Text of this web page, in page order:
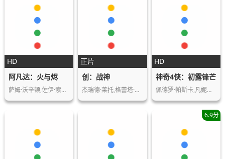
HD
阿凡达：火与烬
萨姆·沃辛顿,佐伊·索尔达娜,西格妮·韦弗…
正片
创：战神
杰瑞德·莱托,格蕾塔·李,埃文·彼得斯,朱…
HD
神奇4侠：初露锋芒
佩德罗·帕斯卡,凡妮莎·柯比,艾邦·摩斯-…
6.9分